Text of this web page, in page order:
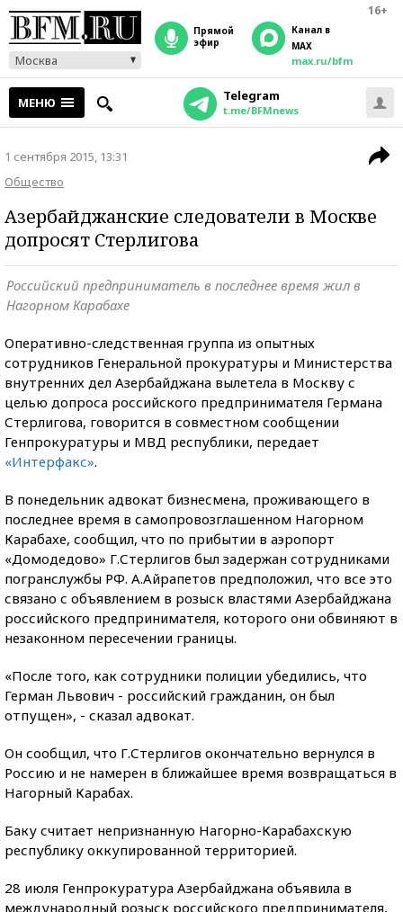
16+
Москва
прямой
эфир
Канал в
MAX
max.ru/bfm
МЕНЮ Telegram
t.me/BFMnews
1 сентября 2015, 13:31
Общество
Азербайджанские следователи в Москве
допросят Стерлигова
Российский предприниматель в последнее время жил в
Нагорном Карабахе
Оперативно-следственная группа из опытных
сотрудников Генеральной прокуратуры и Министерства
внутренних дел Азербайджана вылетела в Москву с
целью допроса российского предпринимателя Германа
Стерлигова, говорится в совместном сообщении
Генпрокуратуры и МВД республики, передает
«Интерфакс».
В понедельник адвокат бизнесмена, проживающего в
последнее время в самопровозглашенном Нагорном
Карабахе, сообщил, что по прибытии в аэропорт
«Домодедово» Г.Стерлигов был задержан сотрудниками
погранслужбы РФ. А.Айрапетов предположил, что все это
связано с объявлением в розыск властями Азербайджана
российского предпринимателя, которого они обвиняют в
незаконном пересечении границы.
«После того, как сотрудники полиции убедились, что
Герман Львович - российский гражданин, он был
отпущен», - сказал адвокат.
Он сообщил, что Г.Стерлигов окончательно вернулся в
Россию и не намерен в ближайшее время возвращаться в
Нагорный Карабах.
Баку считает непризнанную Нагорно-Карабахскую
республику оккупированной территорией.
28 июля Генпрокуратура Азербайджана объявила в
международный розыск российского предпринимателя,